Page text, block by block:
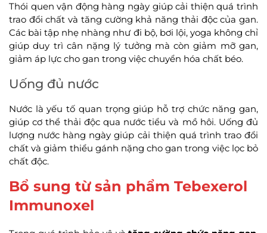
Thói quen vận động hàng ngày giúp cải thiện quá trình
trao đổi chất và tăng cường khả năng thải độc của gan.
Các bài tập nhẹ nhàng như đi bộ, bơi lội, yoga không chỉ
giúp duy trì cân nặng lý tưởng mà còn giảm mỡ gan,
giảm áp lực cho gan trong việc chuyển hóa chất béo.
Uống đủ nước
Nước là yếu tố quan trọng giúp hỗ trợ chức năng gan,
giúp cơ thể thải độc qua nước tiểu và mồ hôi. Uống đủ
lượng nước hàng ngày giúp cải thiện quá trình trao đổi
chất và giảm thiểu gánh nặng cho gan trong việc lọc bỏ
chất độc.
Bổ sung từ sản phẩm Tebexerol
Immunoxel